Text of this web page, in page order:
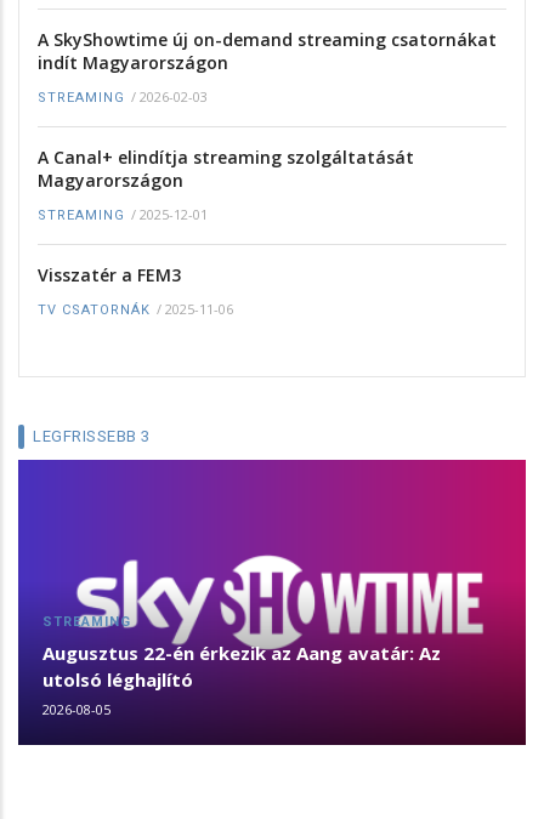
A SkyShowtime új on-demand streaming csatornákat
indít Magyarországon
STREAMING / 2026-02-03
A Canal+ elindítja streaming szolgáltatását
Magyarországon
STREAMING / 2025-12-01
Visszatér a FEM3
TV CSATORNÁK / 2025-11-06
LEGFRISSEBB 3
STREAMING
Augusztus 22-én érkezik az Aang avatár: Az
utolsó léghajlító
2026-08-05